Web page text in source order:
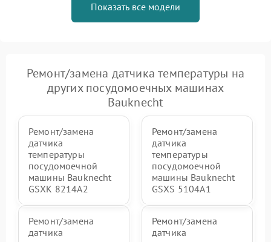
Показать все модели
Ремонт/замена датчика температуры на
других посудомоечных машинах
Bauknecht
Ремонт/замена
датчика
температуры
посудомоечной
машины Bauknecht
GSXK 8214A2
Ремонт/замена
датчика
температуры
посудомоечной
машины Bauknecht
GSXS 5104A1
Ремонт/замена
датчика
Ремонт/замена
датчика